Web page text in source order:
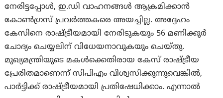
നേരിട്ടപ്പോൾ, ഇ.ഡി വാഹനങ്ങൾ ആക്രമിക്കാൻ
കോൺഗ്രസ് പ്രവർത്തകരെ അയച്ചില്ല. അദ്ദേഹം
കേസിനെ രാഷ്ട്രീയമായി നേരിടുകയും 56 മണിക്കൂർ
ചോദ്യം ചെയ്യലിന് വിധേയനാവുകയും ചെയ്തു.
മുഖ്യമന്ത്രിയുടെ മകൾക്കെതിരായ കേസ് രാഷ്ട്രീയ
പ്രേരിതമാണെന്ന് സിപിഎം വിശ്വസിക്കുന്നുവെങ്കിൽ,
പാർട്ടിക്ക് രാഷ്ട്രീയമായി പ്രതിഷേധിക്കാം. എന്നാൽ